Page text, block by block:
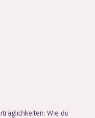
Wie du